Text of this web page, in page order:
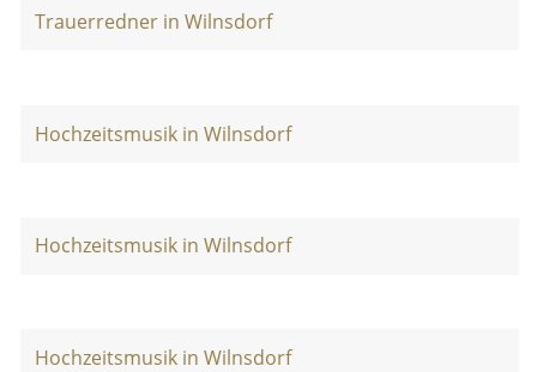
Trauerredner in Wilnsdorf
Hochzeitsmusik in Wilnsdorf
Hochzeitsmusik in Wilnsdorf
Hochzeitsmusik in Wilnsdorf